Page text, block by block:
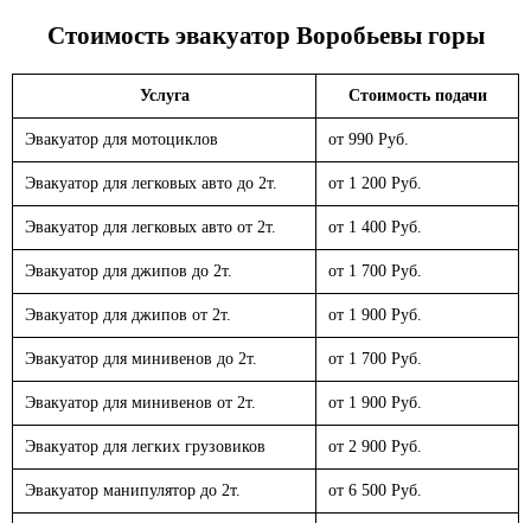
Стоимость эвакуатор Воробьевы горы
Услуга Стоимость подачи
Эвакуатор для мотоциклов от 990 Руб.
Эвакуатор для легковых авто до 2т. от 1 200 Руб.
Эвакуатор для легковых авто от 2т. от 1 400 Руб.
Эвакуатор для джипов до 2т. от 1 700 Руб.
Эвакуатор для джипов от 2т. от 1 900 Руб.
Эвакуатор для минивенов до 2т. от 1 700 Руб.
Эвакуатор для минивенов от 2т. от 1 900 Руб.
Эвакуатор для легких грузовиков от 2 900 Руб.
Эвакуатор манипулятор до 2т. от 6 500 Руб.